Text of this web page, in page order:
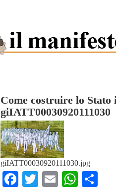
Come costruire lo
giIATT00030920111030
giIATT00030920111030.jpg
Facebook
TwitterEmail